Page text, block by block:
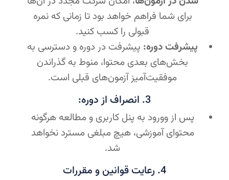
برای شما فراهم خواهد بود تا زمانی که نمره
قبولی را کسب کنید.
پیشرفت دوره: پیشرفت در دوره و دسترسی به
بخش‌های بعدی محتوا، منوط به گذراندن
موفقیت‌آمیز آزمون‌های قبلی است.
3. انصراف از دوره:
پس از وورود به پنل کاربری و مطالعه هرگونه
محتوای آموزشی، هیچ مبلغی مسترد نخواهد
شد.
4. رعایت قوانین و مقررات